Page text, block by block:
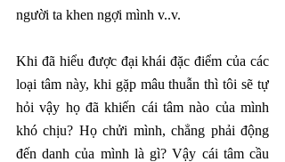
người ta khen ngợi mình v..v.
Khi đã hiểu được đại khái đặc điểm của các
loại tâm này, khi gặp mâu thuẫn thì tôi sẽ tự
hỏi vậy họ đã khiến cái tâm nào của mình
khó chịu? Họ chửi mình, chẳng phải động
đến danh của mình là gì? Vậy cái tâm cầu